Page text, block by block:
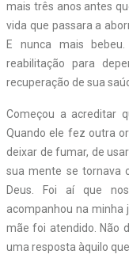
mais três anos antes
vida que passara a
E nunca mais
reabilitação para
recuperação de sua
Começou a acreditar
Quando ele fez outra
deixar de fumar, de
sua mente se tornava
Deus. Foi aí que
acompanhou na minha
mãe foi atendido. Não
uma resposta àquilo